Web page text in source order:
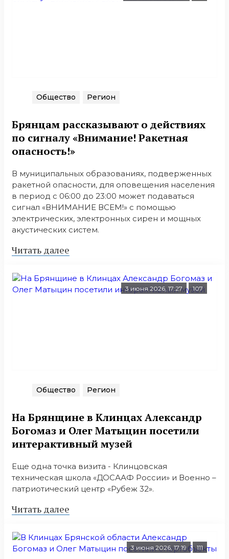
Общество Регион
Брянцам рассказывают о действиях
по сигналу «Внимание! Ракетная
опасность!»
В муниципальных образованиях, подверженных
ракетной опасности, для оповещения населения
в период с 06:00 до 23:00 может подаваться
сигнал «ВНИМАНИЕ ВСЕМ!» с помощью
электрических, электронных сирен и мощных
акустических систем.
Читать далее
3 июня 2026, 17:27 107
Общество Регион
На Брянщине в Клинцах Александр
Богомаз и Олег Матыцин посетили
интерактивный музей
Еще одна точка визита - Клинцовская
техническая школа «ДОСААФ России» и Военно –
патриотический центр «Рубеж 32».
Читать далее
3 июня 2026, 17:19 111